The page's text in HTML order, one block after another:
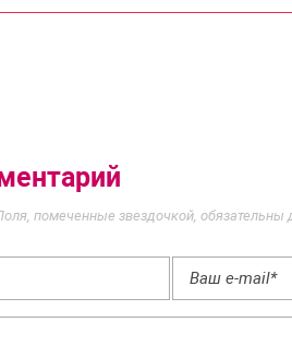
помеченные звездочкой, обязательны